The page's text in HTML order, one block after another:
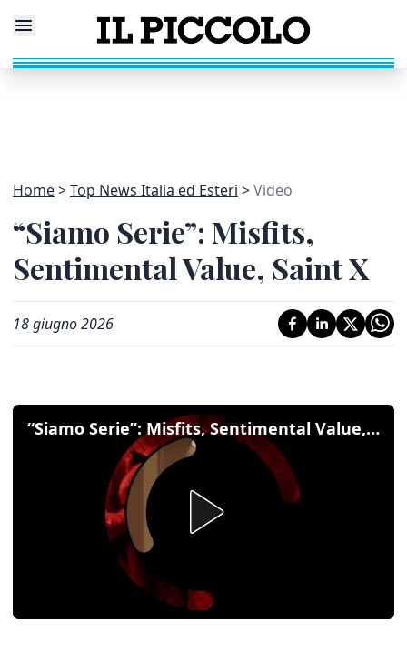
Home Top News Italia ed Esteri Video
“Siamo Serie”: Misfits,
Sentimental Value, Saint X
18 giugno 2026
“Siamo Serie”: Misfits, Sentimental Value, Saint X